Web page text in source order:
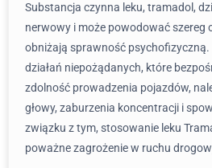
Substancja czynna leku, tramadol,
nerwowy i może powodować szereg
obniżają sprawność psychofizyczną.
działań niepożądanych, które
zdolność prowadzenia pojazdów,
głowy, zaburzenia koncentracji i
związku z tym, stosowanie leku
poważne zagrożenie w ruchu